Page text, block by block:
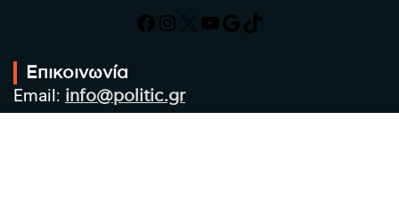
Facebook
Instagram
X YouTube
Google
TikTok
Επικοινωνία
Email: info@politic.gr
Τηλ: